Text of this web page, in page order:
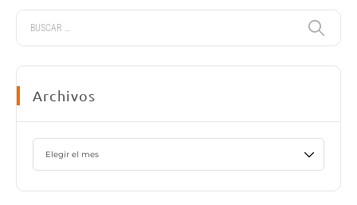
Archivos